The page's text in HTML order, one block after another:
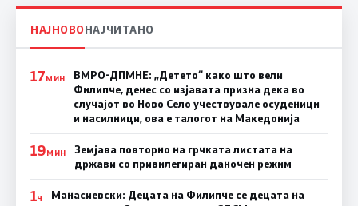
НАЈНОВОНАЈЧИТАНО
17МИН
ВМРО-ДПМНЕ: „Детето“ како што вели
Филипче, денес со изјавата призна дека во
случајот во Ново Село учествувале осуденици
и насилници, ова е талогот на Македонија
19МИН
Земјава повторно на грчката листата на
држави со привилегиран даночен режим
1Ч
Манасиевски: Децата на Филипче се децата на